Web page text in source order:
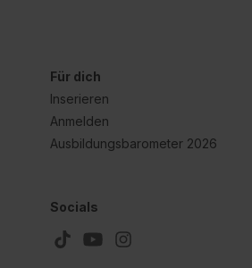
Für dich
Inserieren
Anmelden
Ausbildungsbarometer 2026
Socials